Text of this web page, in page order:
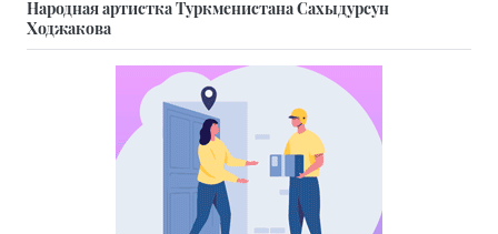
Народная артистка Туркменистана Сахыдурсун
Ходжакова